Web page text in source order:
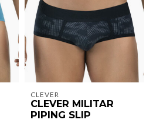
CLEVER
CLEVER MILITAR
PIPING SLIP